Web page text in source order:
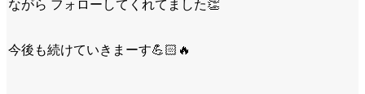
ながら フォローしてくれてました👏
今後も続けていきまーす💪🏻🔥